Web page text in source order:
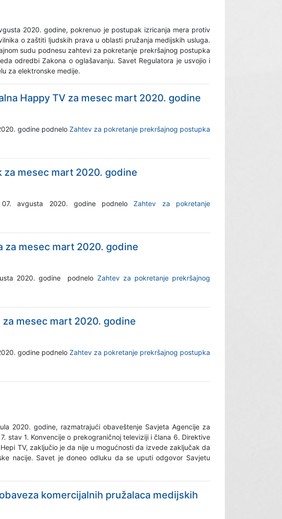
2020. godine, pokrenuo je postupak izricanja mera protiv
o zaštiti ljudskih prava u oblasti pružanja medijskih usluga.
sudu podnesu zahtevi za pokretanje prekršajnog postupka
odredbi Zakona o oglašavanju. Savet Regulatora je usvojio i
za elektronske medije.
Happy TV za mesec mart 2020. godine
godine podnelo Zahtev za pokretanje prekršajnog postupka
mesec mart 2020. godine
avgusta 2020. godine podneloZahtev za pokretanje
za mesec mart 2020. godine
2020. godine podnelo Zahtev za pokretanje prekršajnog
mesec mart 2020. godine
godine podnelo Zahtev za pokretanje prekršajnog postupka
2020. godine, razmatrajući obaveštenje Savjeta Agencije za
stav 1. Konvencije o prekograničnoj televiziji i člana 6. Direktive
TV, zaključio je da nije u mogućnosti da izvede zaključak da
nacije. Savet je doneo odluku da se uputi odgovor Savjetu
komercijalnih pružalaca medijskih